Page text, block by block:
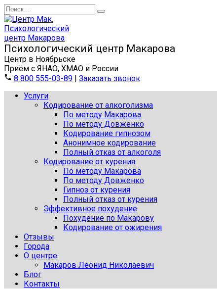
Перейти
к
содержанию
Search
for:
Центр в Ноябрьске
Приём с ЯНАО, ХМАО и России
8 800 555-03-89 | Заказать звонок
Услуги
Кодирование от алкоголизма
По методу Макарова
По методу Довженко
Кодирование гипнозом
Анонимное кодирование
Полный отказ от алкоголя
Кодирование от курения
По методу Макарова
По методу Довженко
Гипноз от курения
Полный отказ от курения
Эффективное похудение
Похудение по Макарову
Кодирование от ожирения
Отзывы
Города
О центре
Макаров Леонид Николаевич
Блог
Контакты